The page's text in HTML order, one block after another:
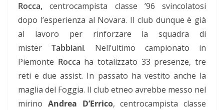
Rocca, centrocampista classe ’96 svincolatosi
dopo l’esperienza al Novara. Il club dunque è già
al lavoro per rinforzare la squadra di
mister Tabbiani. Nell’ultimo campionato in
Piemonte Rocca ha totalizzato 33 presenze, tre
reti e due assist. In passato ha vestito anche la
maglia del Foggia. Il club etneo avrebbe messo nel
mirino Andrea D’Errico, centrocampista classe